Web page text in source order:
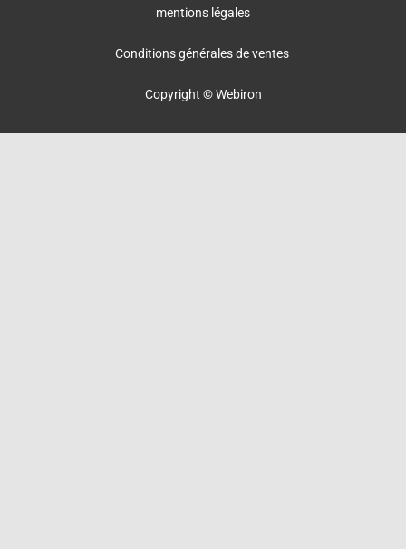
mentions légales
Conditions générales de ventes
Copyright © Webiron